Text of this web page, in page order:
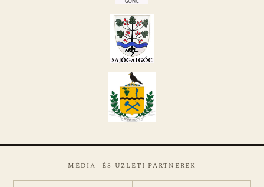
MÉDIA- ÉS ÜZLETI PARTNEREK